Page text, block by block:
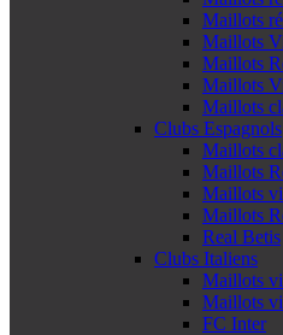
Maillots
Maillots
Maillots
Maillots
Maillots
Clubs Espagnols
Maillots
Maillots
Maillots
Maillots
Real Betis
Clubs Italiens
Maillots
Maillots
FC Inter